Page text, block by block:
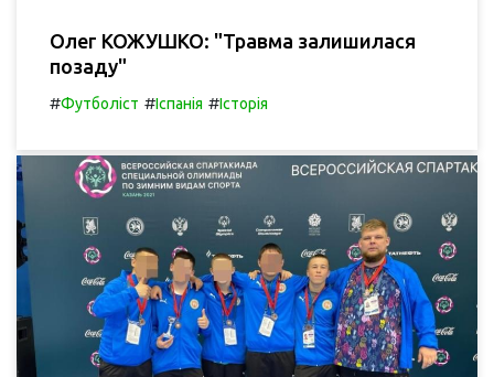
Олег КОЖУШКО: "Травма залишилася
позаду"
#Футболіст #Іспанія #Історія